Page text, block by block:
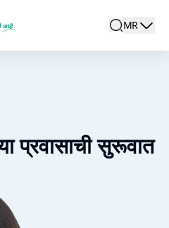
search
Locale
MR
active
प्रवासाची सुरूवात